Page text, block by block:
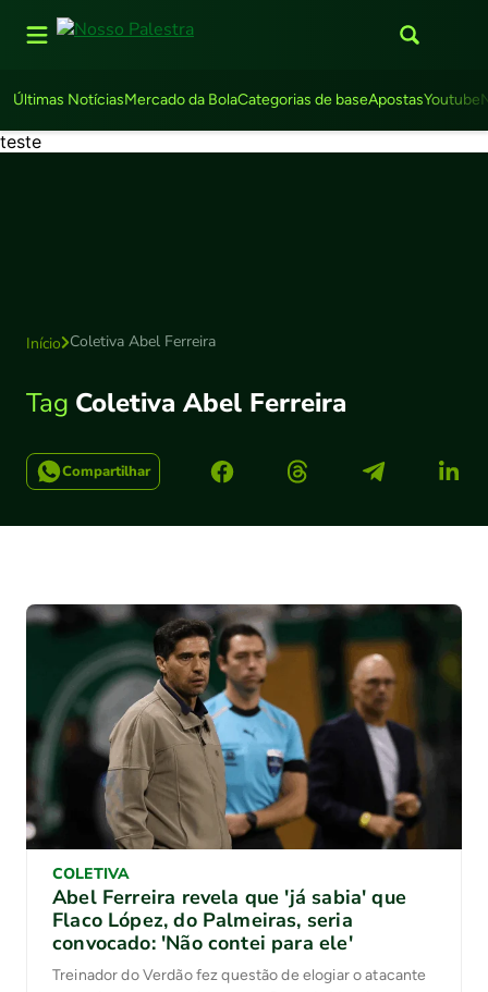
Últimas NotíciasMercado da BolaCategorias de baseApostasYoutube
teste
Início Coletiva Abel Ferreira
Tag Coletiva Abel Ferreira
Compartilhar
COLETIVA
Abel Ferreira revela que 'já sabia' que
Flaco López, do Palmeiras, seria
convocado: 'Não contei para ele'
Treinador do Verdão fez questão de elogiar o atacante